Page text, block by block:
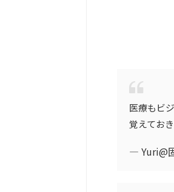
医療もビ
覚えてお
— Yuri@